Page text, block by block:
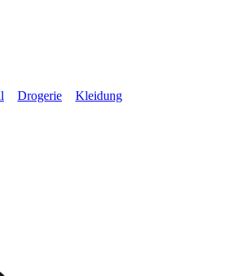
Drogerie
Kleidung